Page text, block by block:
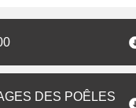
DES POÊLES